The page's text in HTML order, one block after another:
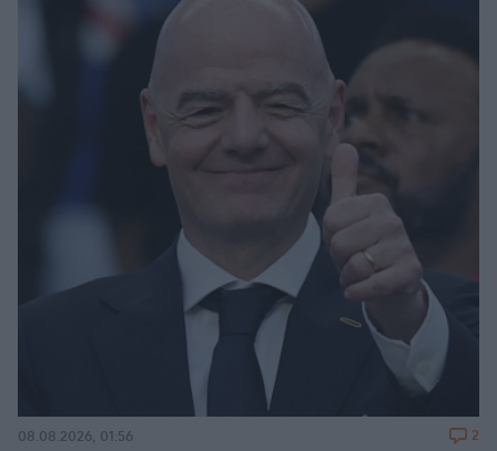
08.08.2026, 01:56 2